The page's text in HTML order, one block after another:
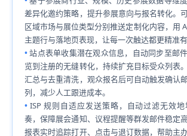
差异化邀约策略，提升参展意向与报名转化。
区域市场与展位类型分别推送定制化内容，用
主题行与落地页表现，让每一次触达都更精准有
站点表单收集潜在观众信息，自动同步至邮
览到注册的无缝转化，持续扩充目标受众列表
汇总与去重清洗，观众报名后可自动触发确认
列，减少人工跟进成本。
ISP 规则自适应发送策略，自动过滤无效
奏，保障展会通知、议程提醒等群发邮件稳定
报表实时追踪打开、点击与退订数据，帮助主